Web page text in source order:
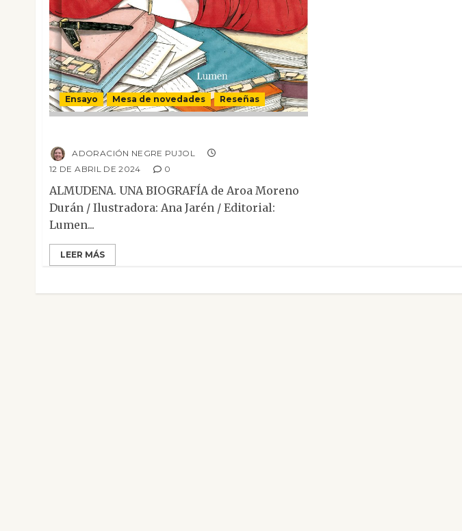
Ensayo Mesa de novedades Reseñas
ADORACIÓN NEGRE PUJOL
12 DE ABRIL DE 2024
0
ALMUDENA. UNA BIOGRAFÍA de Aroa Moreno
Durán / Ilustradora: Ana Jarén / Editorial:
Lumen...
LEER MÁS